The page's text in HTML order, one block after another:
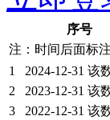
序号
注：时间后面标
1
2024-12-31 该
2
2023-12-31 该
3
2022-12-31 该